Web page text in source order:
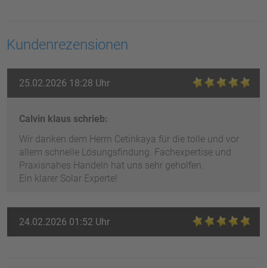
Kundenrezensionen
25.02.2026 18:28 Uhr
Calvin klaus schrieb:
Wir danken dem Herrn Cetinkaya für die tolle und vor
allem schnelle Lösungsfindung. Fachexpertise und
Praxisnahes Handeln hat uns sehr geholfen.
Ein klarer Solar Experte!
24.02.2026 01:52 Uhr